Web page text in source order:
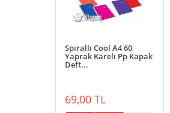
Spırallı Cool A4 60
Yaprak Karelı Pp Kapak
Deft...
69,00 TL